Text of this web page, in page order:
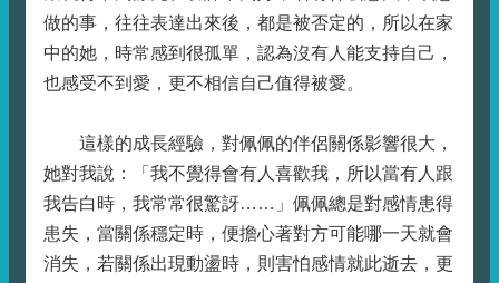
做的事，往往表達出來後，都是被否定的，所以在家
中的她，時常感到很孤單，認為沒有人能支持自己，
也感受不到愛，更不相信自己值得被愛。
這樣的成長經驗，對佩佩的伴侶關係影響很大，
她對我說：「我不覺得會有人喜歡我，所以當有人跟
我告白時，我常常很驚訝……」佩佩總是對感情患得
患失，當關係穩定時，便擔心著對方可能哪一天就會
消失，若關係出現動盪時，則害怕感情就此逝去，更